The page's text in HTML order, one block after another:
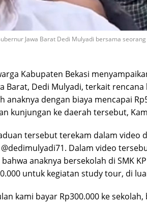
Jawa Barat Dedi Mulyadi bersama
Kabupaten Bekasi
Barat, Dedi Mulyadi, terkait
anaknya dengan biaya mencapai
kunjungan ke daerah tersebut,
tersebut terekam dalam video
Dalam video
anaknya bersekolah di SMK
untuk kegiatan study tour, di
kami bayar Rp300.000 ke